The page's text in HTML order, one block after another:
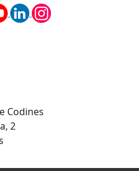
Codines
2